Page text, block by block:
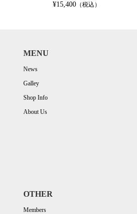
¥15,400（税込）
MENU
News
Galley
Shop Info
About Us
OTHER
Members